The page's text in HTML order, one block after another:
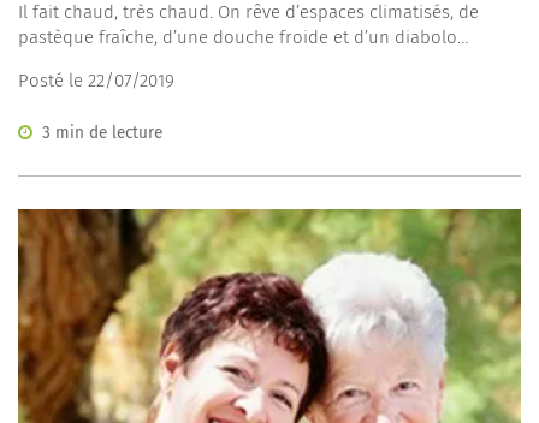
Il fait chaud, très chaud. On rêve d’espaces climatisés, de
pastèque fraîche, d’une douche froide et d’un diabolo
Posté le 22/07/2019
3 min de lecture